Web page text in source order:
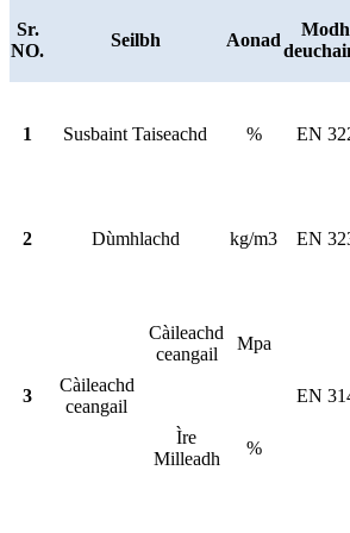
Sr.
NO.
Seilbh Aonad
Modh
1 Susbaint Taiseachd % EN
2 Dùmhlachd kg/m3 EN
3
Càileachd
ceangail
Càileachd
ceangail
Mpa
EN
Ìre
Milleadh
%